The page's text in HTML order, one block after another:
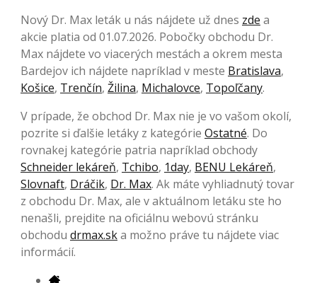
Nový Dr. Max leták u nás nájdete už dnes zde a
akcie platia od 01.07.2026. Pobočky obchodu Dr.
Max nájdete vo viacerých mestách a okrem mesta
Bardejov ich nájdete napríklad v meste Bratislava,
Košice, Trenčín, Žilina, Michalovce, Topoľčany.
V prípade, že obchod Dr. Max nie je vo vašom okolí,
pozrite si ďalšie letáky z kategórie Ostatné. Do
rovnakej kategórie patria napríklad obchody
Schneider lekáreň, Tchibo, 1day, BENU Lekáreň,
Slovnaft, Dráčik, Dr. Max. Ak máte vyhliadnutý tovar
z obchodu Dr. Max, ale v aktuálnom letáku ste ho
nenašli, prejdite na oficiálnu webovú stránku
obchodu drmax.ska možno práve tu nájdete viac
informácií.